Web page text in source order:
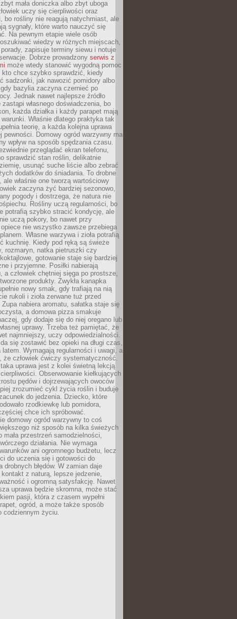
mała doniczka albo zbyt uboga
uczy się cierpliwości oraz
bo rośliny nie reagują natychmiast, ale
sygnały, które warto nauczyć się
Na pewnym etapie wiele osób
wiedzy w różnych miejscach,
porady, zapisuje terminy siewu i notuje
Dobrze prowadzony serwis z
może wtedy stanowić wygodną pomoc
kto chce szybko sprawdzić, kiedy
sadzonki, jak nawozić pomidory albo
bazylia zaczyna czernieć po
Jednak nawet najlepsze źródło
zastąpi własnego doświadczenia, bo
każda działka i każdy parapet mają
Właśnie dlatego praktyka tak
teorię, a każda kolejna uprawa
pewności. Domowy ogród warzywny ma
wpływ na sposób spędzania czasu.
przeglądać ekran telefonu,
sprawdzić stan roślin, delikatnie
usunąć suche liście albo zebrać
dodatków do śniadania. To drobne
ale właśnie one tworzą wartościowy
zaczyna żyć bardziej sezonowo,
pogody i dostrzega, że natura nie
Rośliny uczą regularności, bo
potrafią szybko stracić kondycję, ale
uczą pokory, bo nawet przy
nie wszystko zawsze przebiega
Własne warzywa i zioła potrafią
kuchnię. Kiedy pod ręką są świeże
rozmaryn, natka pietruszki czy
gotowanie staje się bardziej
i przyjemne. Posiłki nabierają
a człowiek chętniej sięga po prostsze,
produkty. Zwykła kanapka
nowy smak, gdy trafiają na nią
rukoli i zioła zerwane tuż przed
Zupa nabiera aromatu, sałatka staje się
a domowa pizza smakuje
gdy dodaje się do niej oregano lub
uprawy. Trzeba też pamiętać, że
najmniejszy, uczy odpowiedzialności.
się zostawić bez opieki na długi czas,
latem. Wymagają regularności i uwagi, a
że człowiek ćwiczy systematyczność.
uprawa jest z kolei świetną lekcją
Obserwowanie kiełkujących
pędów i dojrzewających owoców
zrozumieć cykl życia roślin i buduje
do jedzenia. Dziecko, które
rzodkiewkę lub pomidora,
chce ich spróbować.
domowy ogród warzywny to coś
niż sposób na kilka świeżych
mała przestrzeń samodzielności,
działania. Nie wymaga
ani ogromnego budżetu, lecz
do uczenia się i gotowości do
drobnych błędów. W zamian daje
z naturą, lepsze jedzenie,
i ogromną satysfakcję. Nawet
uprawa będzie skromna, może stać
pasji, która z czasem wypełni
ogród, a może także sposób
codziennym życiu.